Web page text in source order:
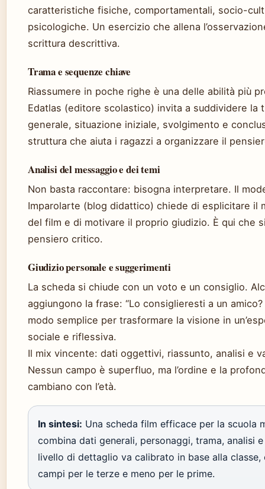
caratteristiche fisiche, comportamentali, socio-
psicologiche. Un esercizio che allena
scrittura descrittiva.
Trama e sequenze chiave
Riassumere in poche righe è una delle abilità più
Edatlas (editore scolastico) invita a suddividere la
generale, situazione iniziale, svolgimento e
struttura che aiuta i ragazzi a organizzare il
Analisi del messaggio e dei temi
Non basta raccontare: bisogna interpretare. Il
Imparolarte (blog didattico) chiede di esplicitare il
del film e di motivare il proprio giudizio. È qui che
pensiero critico.
Giudizio personale e suggerimenti
La scheda si chiude con un voto e un consiglio.
aggiungono la frase: “Lo consiglieresti a un amico?
modo semplice per trasformare la visione in
sociale e riflessiva.
Il mix vincente: dati oggettivi, riassunto, analisi e
Nessun campo è superfluo, ma l’ordine e la
cambiano con l’età.
In sintesi: Una scheda film efficace per la scuola
combina dati generali, personaggi, trama, analisi
livello di dettaglio va calibrato in base alla classe,
campi per le terze e meno per le prime.